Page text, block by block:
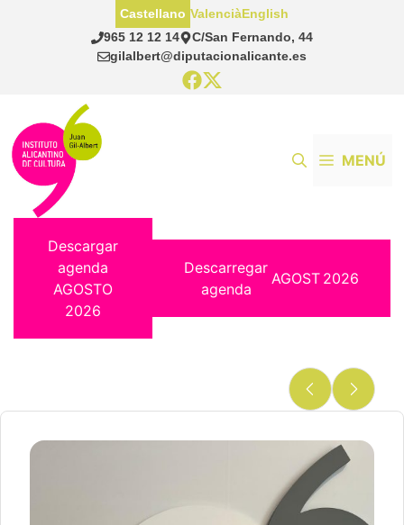
965 12 12 14
C/San Fernando, 44
gilalbert@diputacionalicante.es
Castellano ValenciàEnglish
MENÚ
Descargar
agenda
AGOSTO
2026
Descarregar
agenda
AGOST 2026